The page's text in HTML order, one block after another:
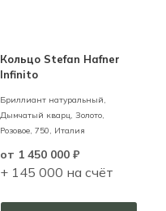
Кольцо Stefan Hafner
Infinito
Бриллиант натуральный,
Дымчатый кварц, Золото,
Розовое, 750, Италия
от 1 450 000 ₽
+ 145 000 на счёт